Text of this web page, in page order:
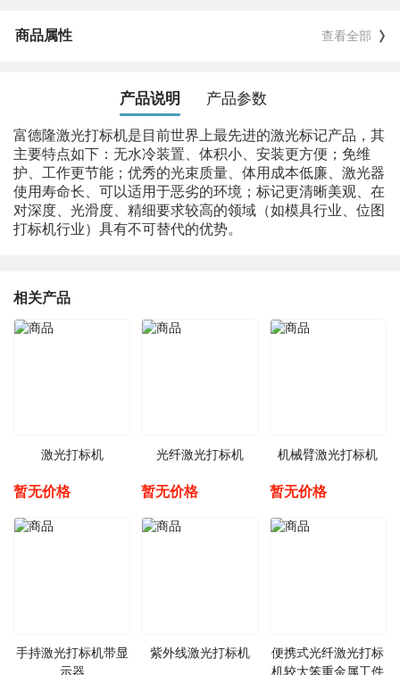
商品属性 查看全部
产品说明 产品参数
富德隆激光打标机是目前世界上最先进的激光标记产品，其
主要特点如下：无水冷装置、体积小、安装更方便；免维
护、工作更节能；优秀的光束质量、体用成本低廉、激光器
使用寿命长、可以适用于恶劣的环境；标记更清晰美观、在
对深度、光滑度、精细要求较高的领域（如模具行业、位图
打标机行业）具有不可替代的优势。
相关产品
激光打标机
暂无价格
光纤激光打标机
暂无价格
机械臂激光打标机
暂无价格
手持激光打标机带显
示器
紫外线激光打标机
便携式光纤激光打标
机较大笨重金属工件